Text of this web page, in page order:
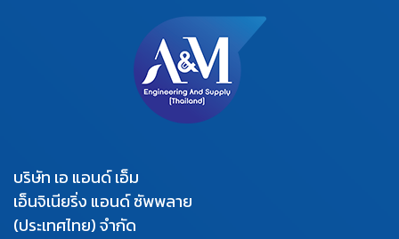
บริษัท เอ แอนด์ เอ็ม
เอ็นจิเนียริ่ง แอนด์ ซัพพลาย
(ประเทศไทย) จำกัด